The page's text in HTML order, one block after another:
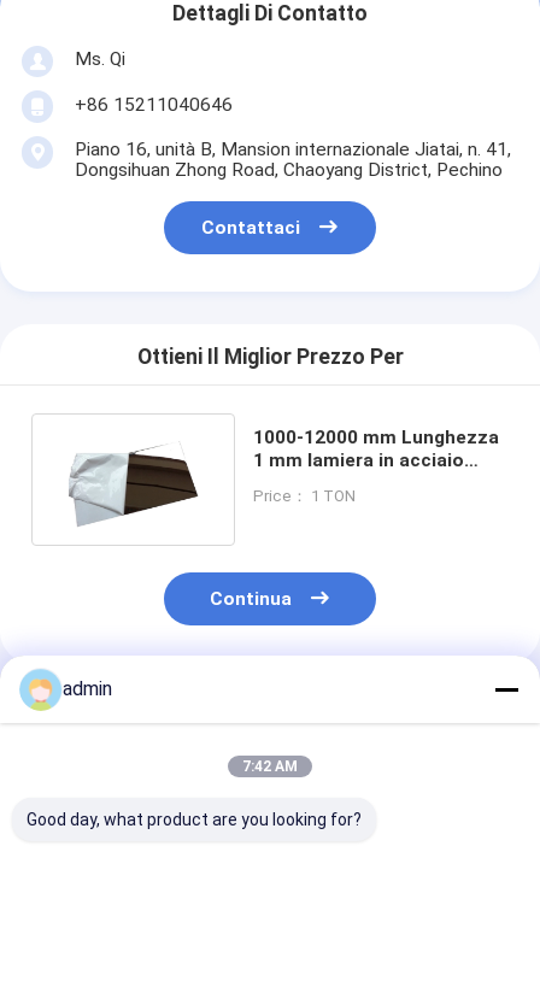
Dettagli Di Contatto
Ms. Qi
+86 15211040646
Piano 16, unità B, Mansion internazionale Jiatai, n. 41,
Dongsihuan Zhong Road, Chaoyang District, Pechino
Contattaci
Ottieni Il Miglior Prezzo Per
1000-12000 mm Lunghezza
1 mm lamiera in acciaio
Price： 1 TON
Continua
Prodotti Raccomandati
admin
7:42 AM
Good day, what product are you looking for?